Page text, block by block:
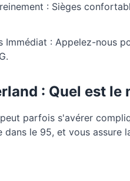
: Sièges
Immédiat : Appelez-nous
: Quel est le
parfois s'avérer
le 95, et vous